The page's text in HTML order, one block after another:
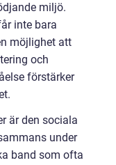
miljö.
inte bara
möjlighet att
och
förstärker
är den sociala
under
band som ofta